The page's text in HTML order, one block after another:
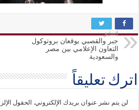
السابق
جبر والقصبي يوقعان بروتوكول
التعاون الإعلامي بين مصر
والسعودية
اترك تعليقاً
لن يتم نشر عنوان بريدك الإلكتروني. الحقول